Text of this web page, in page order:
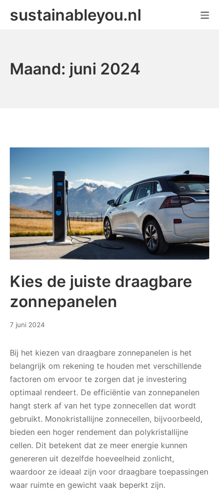
naarsustainableyou.nl
Maand: juni 2024
Kies de juiste draagbare
zonnepanelen
7 juni 2024
Bij het kiezen van draagbare zonnepanelen is het
belangrijk om rekening te houden met verschillende
factoren om ervoor te zorgen dat je investering
optimaal rendeert. De efficiëntie van zonnepanelen
hangt sterk af van het type zonnecellen dat wordt
gebruikt. Monokristallijne zonnecellen, bijvoorbeeld,
bieden een hoger rendement dan polykristallijne
cellen. Dit betekent dat ze meer energie kunnen
genereren uit dezelfde hoeveelheid zonlicht,
waardoor ze ideaal zijn voor draagbare toepassingen
waar ruimte en gewicht vaak beperkt zijn.